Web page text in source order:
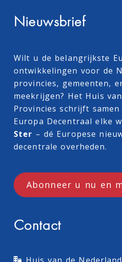
Nieuwsbrief
Wilt u de belangrijkste
ontwikkelingen voor de
provincies, gemeenten,
meekrijgen? Het Huis
Provincies schrijft samen
Europa Decentraal elke
Ster – dé Europese
decentrale overheden.
Abonneer u nu en
Contact